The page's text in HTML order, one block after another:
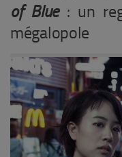
of Blue: un
mégalopole